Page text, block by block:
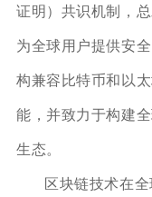
证明）共识机制，
为全球用户提供安
构兼容比特币和以
能，并致力于构建
生态。
区块链技术在